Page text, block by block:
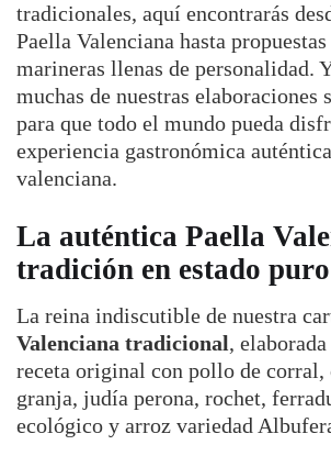
tradicionales, aquí encontrarás
Paella Valenciana hasta
marineras llenas de personalidad.
muchas de nuestras elaboraciones
para que todo el mundo pueda
experiencia gastronómica
valenciana.
La auténtica Paella
tradición en estado puro
La reina indiscutible de nuestra
Valenciana tradicional,
receta original con pollo de corral,
granja, judía perona, rochet,
ecológico y arroz variedad